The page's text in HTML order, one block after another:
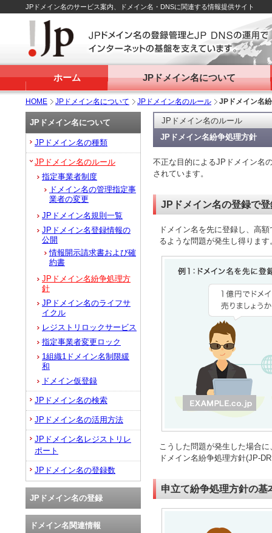
JPドメイン名のサービス案内、ドメイン名・DNSに関連する情報提供サイト
ホーム JPドメイン名について
HOME JPドメイン名について JPドメイン名のルール JPドメイン名
JPドメイン名のルール
JPドメイン名紛争処理方針
不正な目的によるJPドメイン名
されています。
JPドメイン名の登録で
ドメイン名を先に登録し、高
るような問題が発生し得ります
こうした問題が発生した場合
ドメイン名紛争処理方針(JP-
申立て紛争処理方針の基
JPドメイン名について
JPドメイン名の種類
JPドメイン名のルール
指定事業者制度
ドメイン名の管理指定事
業者の変更
JPドメイン名規則一覧
JPドメイン名登録情報の
公開
情報開示請求書および確
約書
JPドメイン名紛争処理方
針
JPドメイン名のライフサ
イクル
レジストリロックサービス
指定事業者変更ロック
1組織1ドメイン名制限緩
和
ドメイン仮登録
JPドメイン名の検索
JPドメイン名の活用方法
JPドメイン名レジストリレ
ポート
JPドメイン名の登録数
JPドメイン名の登録
ドメイン名関連情報